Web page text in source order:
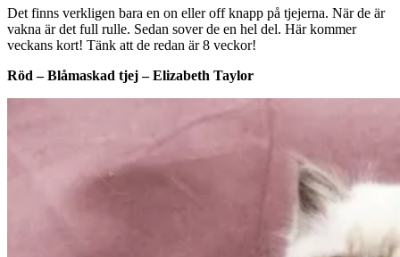
Det finns verkligen bara en on eller off knapp på tjejerna. När de är
vakna är det full rulle. Sedan sover de en hel del. Här kommer
veckans kort! Tänk att de redan är 8 veckor!
Röd – Blåmaskad tjej – Elizabeth Taylor